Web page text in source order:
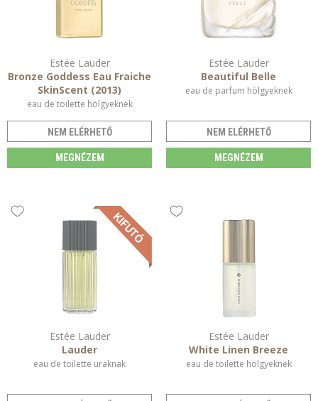
Estée Lauder
Bronze Goddess Eau Fraiche
SkinScent (2013)
eau de toilette hölgyeknek
NEM ELÉRHETŐ
MEGNÉZEM
Estée Lauder
Beautiful Belle
eau de parfum hölgyeknek
NEM ELÉRHETŐ
MEGNÉZEM
Estée Lauder
Lauder
eau de toilette uraknak
Estée Lauder
White Linen Breeze
eau de toilette hölgyeknek